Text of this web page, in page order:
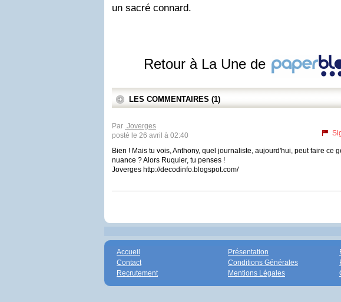
un sacré connard.
Retour à La Une de
LES COMMENTAIRES (1)
Par Joverges
posté le 26 avril à 02:40
Bien ! Mais tu vois, Anthony, quel journaliste, aujourd'hui, peut faire ce
nuance ? Alors Ruquier, tu penses !
Joverges http://decodinfo.blogspot.com/
Accueil
Contact
Recrutement
Présentation
Conditions Générales
Mentions Légales